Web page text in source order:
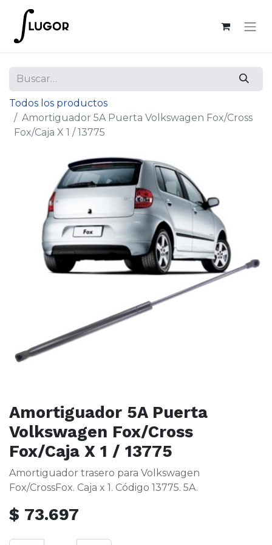
Todos los productos
Amortiguador 5A Puerta Volkswagen Fox/Cross
Fox/Caja X 1 / 13775
Amortiguador 5A Puerta
Volkswagen Fox/Cross
Fox/Caja X 1 / 13775
Amortiguador trasero para Volkswagen
Fox/CrossFox. Caja x 1. Código 13775. 5A.
$ 73.697